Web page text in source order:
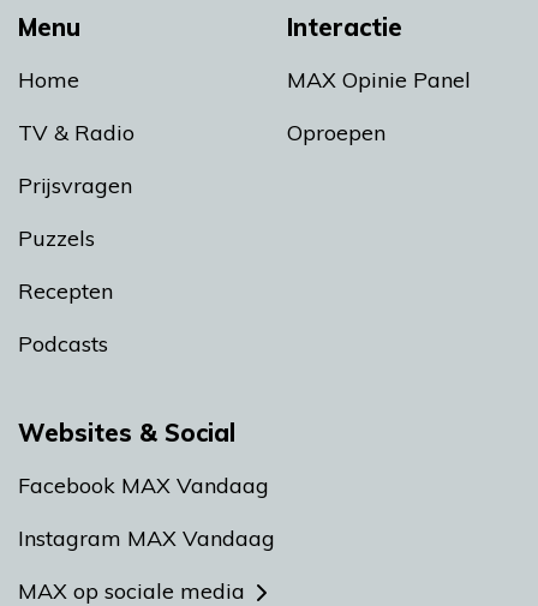
Menu
Home
TV & Radio
Prijsvragen
Puzzels
Recepten
Podcasts
Interactie
MAX Opinie Panel
Oproepen
Websites & Social
Facebook MAX Vandaag
Instagram MAX Vandaag
MAX op sociale media